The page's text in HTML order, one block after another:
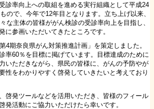
診率向上への取組を進める実行組織として平成24
ので、今年で12年目となります。立ち上げ以来、
な主体の皆様ががん検診の受診率向上を目指し、
に参画いただいてきたところです。
4期奈良県がん対策推進計画」を策定しました。
率60％を目標に掲げています。目標達成のために
いただきながら、県民の皆様に、がんの予防やが
性をわかりやすく啓発していきたいと考えており
啓発ツールなどを活用いただき、皆様のフィール
発活動にご協力いただけたら幸いです。